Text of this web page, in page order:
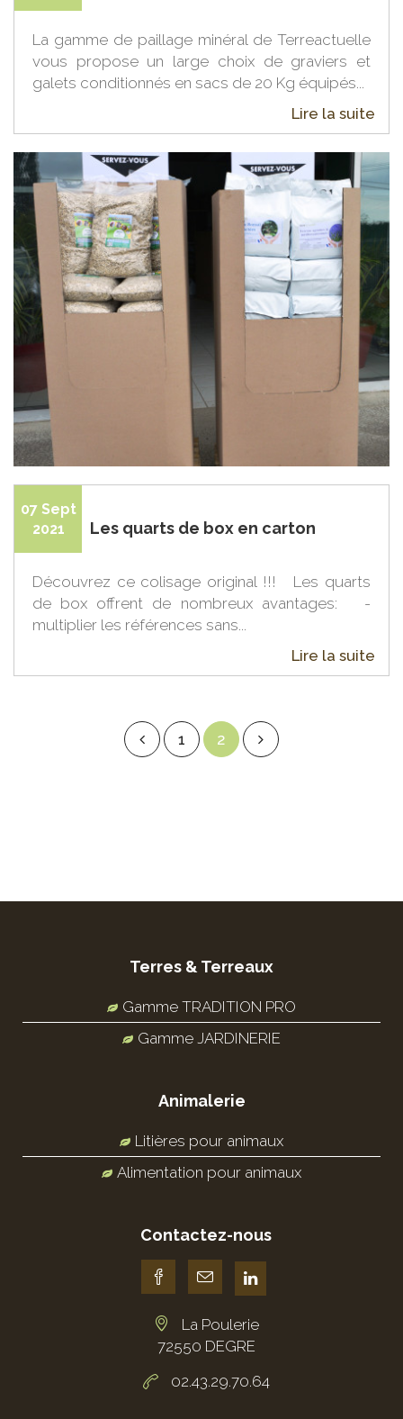
La gamme de paillage minéral de Terreactuelle
vous propose un large choix de graviers et
galets conditionnés en sacs de 20 Kg équipés...
Lire la suite
07 Sept
2021
Les quarts de box en carton
Découvrez ce colisage original !!! Les quarts
de box offrent de nombreux avantages: -
multiplier les références sans...
Lire la suite
1 2
Terres & Terreaux
Gamme TRADITION PRO
Gamme JARDINERIE
Animalerie
Litières pour animaux
Alimentation pour animaux
Contactez-nous
La Poulerie
72550 DEGRE
02.43.29.70.64